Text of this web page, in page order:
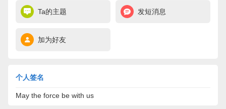
Ta的主题 发短消息
加为好友
个人签名
May the force be with us